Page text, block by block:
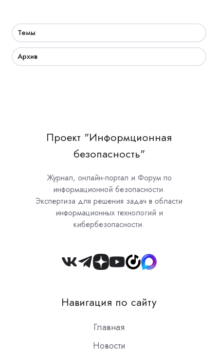
Темы
Архив
Проект "Информционная
безопасность"
Журнал, онлайн-портал и Форум по
информационной безопасности.
Экспертиза для решения задач в области
информационных технологий и
кибербезопасности.
Join
Slack
Навигация по сайту
Главная
Новости